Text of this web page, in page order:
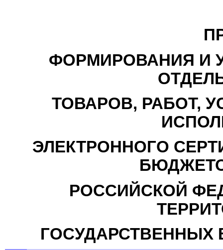
ФОРМИРОВАНИЯ И
ТОВАРОВ, РАБОТ,
ЭЛЕКТРОННОГО
РОССИЙСКОЙ